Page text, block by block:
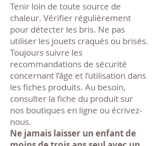
Tenir loin de toute source de
chaleur. Vérifier régulièrement
pour détecter les bris. Ne pas
utiliser les jouets craqués ou brisés.
Toujours suivre les
recommandations de sécurité
concernant l’âge et l’utilisation dans
les fiches produits. Au besoin,
consulter la fiche du produit sur
nos boutiques en ligne ou écrivez-
nous.
Ne jamais laisser un enfant de